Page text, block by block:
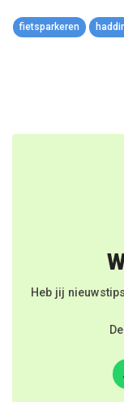
fietsparkeren
Heb jij